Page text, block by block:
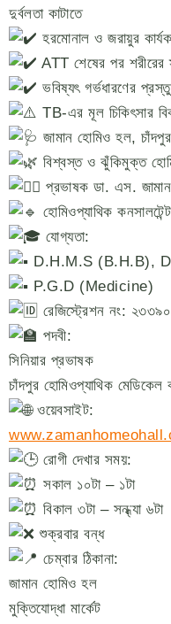
দুর্বলতা কাটাতে
হরমোনাল ও জরায়ুর
ATT শেষের পর শরীরের
ভবিষ্যৎ গর্ভধারণের
TB-এর মূল চিকিৎসার
জামান হোমিও হল, চাঁদপুর
বিশ্বস্ত ও ঝুঁকিমুক্ত
প্রভাষক ডা. এস.
হোমিওপ্যাথিক কনসালটেন্ট
যোগ্যতা:
D.H.M.S (B.H.B),
P.G.D (Medicine)
রেজিস্ট্রেশন নং: ২৩৩৯০
পদবী:
সিনিয়ার প্রভাষক
চাঁদপুর হোমিওপ্যাথিক
ওয়েবসাইট:
রোগী দেখার সময়:
সকাল ১০টা – ১টা
বিকাল ৩টা – সন্ধ্যা ৬টা
শুক্রবার বন্ধ
চেম্বার ঠিকানা:
জামান হোমিও হল
মুক্তিযোদ্ধা মার্কেট